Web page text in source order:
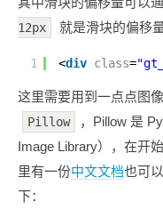
12px
就是滑块的偏移量
1 <div class=
这里需要用到一点点图
Pillow
，Pillow 是
Image Library），在开
里有一份中文文档也可
下：